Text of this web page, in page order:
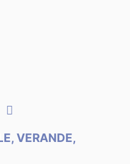
VERANDE,